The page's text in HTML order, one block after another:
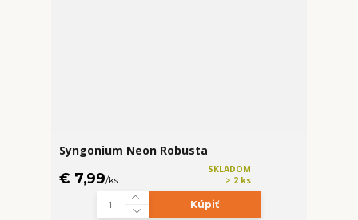
Syngonium Neon Robusta
€ 7,99/ks
SKLADOM
> 2 ks
Kúpiť